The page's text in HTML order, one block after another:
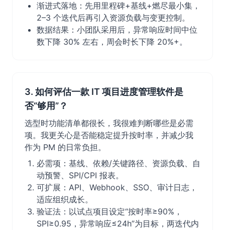
渐进式落地：先用里程碑+基线+燃尽最小集，
2–3 个迭代后再引入资源负载与变更控制。
数据结果：小团队采用后，异常响应时间中位
数下降 30% 左右，周会时长下降 20%+。
3. 如何评估一款 IT 项目进度管理软件是
否“够用”？
选型时功能清单都很长，我很难判断哪些是必需
项。我更关心是否能稳定提升按时率，并减少我
作为 PM 的日常负担。
必需项：基线、依赖/关键路径、资源负载、自
动预警、SPI/CPI 报表。
可扩展：API、Webhook、SSO、审计日志，
适应组织成长。
验证法：以试点项目设定“按时率≥90%，
SPI≥0.95，异常响应≤24h”为目标，两迭代内